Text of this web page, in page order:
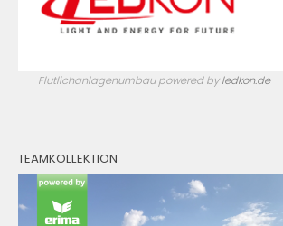
Flutlichanlagenumbau powered byledkon.de
TEAMKOLLEKTION